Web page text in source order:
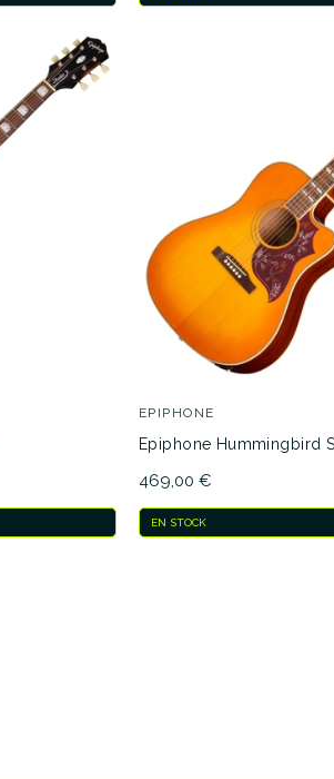
EPIPHONE
Epiphone Hummingbird
469,00 €
EN STOCK